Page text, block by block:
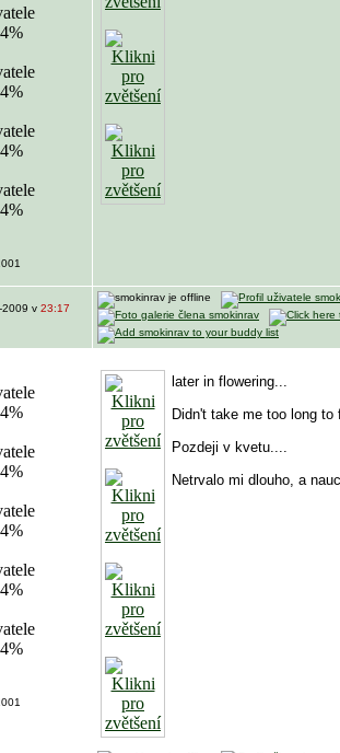
2009 v 23:17
later in flowering...
Didn't take me too long
Pozdeji v kvetu....
Netrvalo mi dlouho, a